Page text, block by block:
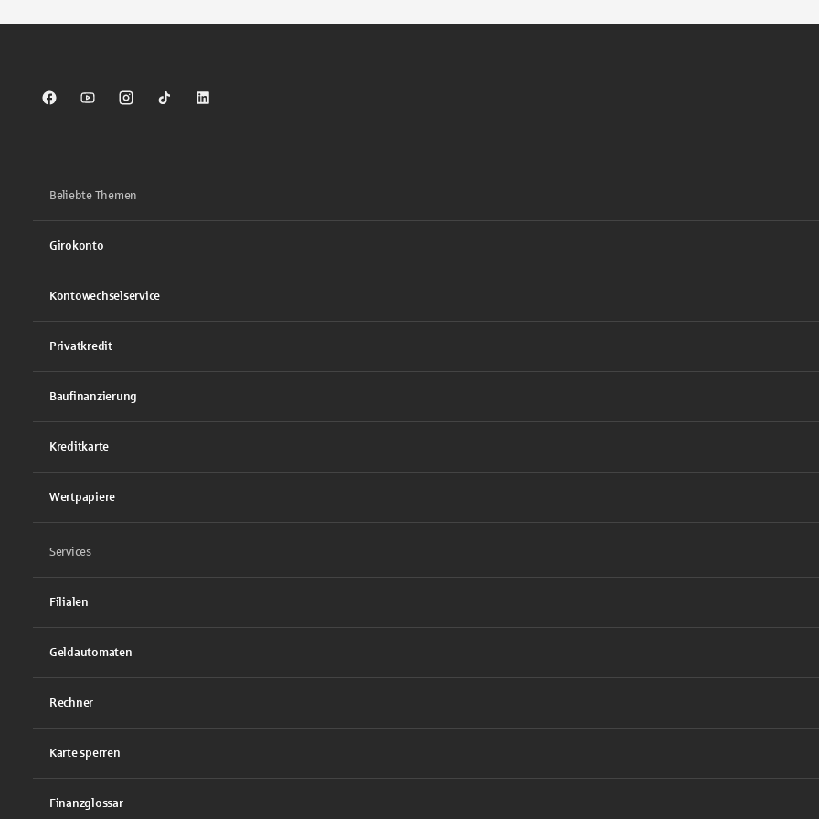
Sparkasse auf Facebook
Sparkasse auf Youtube
Sparkasse auf Instagram
Sparkasse auf TikTok
Sparkasse auf LinkedIn
Beliebte Themen
Girokonto
Kontowechselservice
Privatkredit
Baufinanzierung
Kreditkarte
Wertpapiere
Services
Filialen
Geldautomaten
Rechner
Karte sperren
Finanzglossar